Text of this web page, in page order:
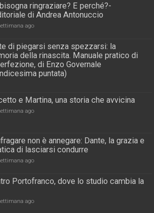
ringraziare? E perché?-
di Andrea Antonuccio
ago
di piegarsi senza spezzarsi: la
della rinascita. Manuale pratico di
di Enzo Governale
puntata)
e Martina, una storia che avvicina
ago
non è annegare: Dante, la grazia e
di lasciarsi condurre
ago
Portofranco, dove lo studio cambia la
ago